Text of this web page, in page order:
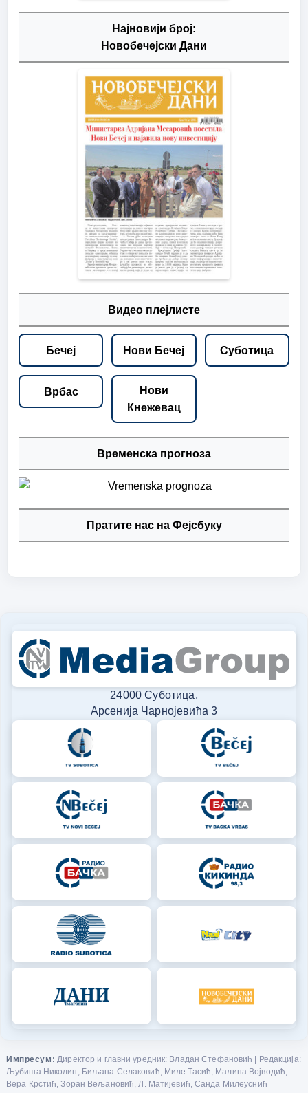
Најновији број:
Новобечејски Дани
Видео плејлисте
Бечеј Нови Бечеј Суботица
Врбас
Нови
Кнежевац
Временска прогноза
Пратите нас на Фејсбуку
24000 Суботица,
Арсенија Чарнојевића 3
Импресум: Директор и главни уредник: Владан Стефановић | Редакција:
Љубиша Николин, Биљана Селаковић, Миле Тасић, Малина Војводић,
Вера Крстић, Зоран Вељановић, Л. Матијевић, Санда Милеуснић